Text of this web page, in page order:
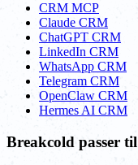
CRM MCP
Claude CRM
ChatGPT CRM
LinkedIn CRM
WhatsApp CRM
Telegram CRM
OpenClaw CRM
Hermes AI CRM
Breakcold passer